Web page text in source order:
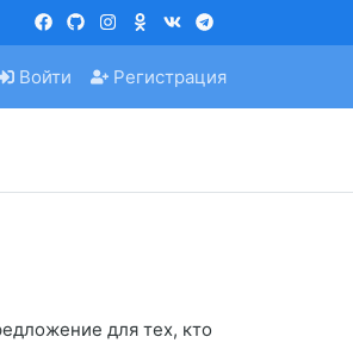
Войти Регистрация
для тех, кто